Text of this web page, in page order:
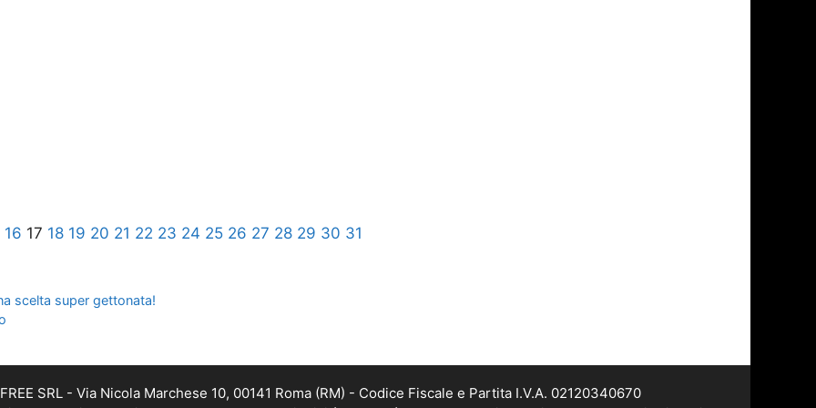
16 17 18 19 20 21 22 23 24 25 26 27 28 29 30 31
scelta super gettonata!
SRL - Via Nicola Marchese 10, 00141 Roma (RM) - Codice Fiscale e Partita I.V.A. 02120340670